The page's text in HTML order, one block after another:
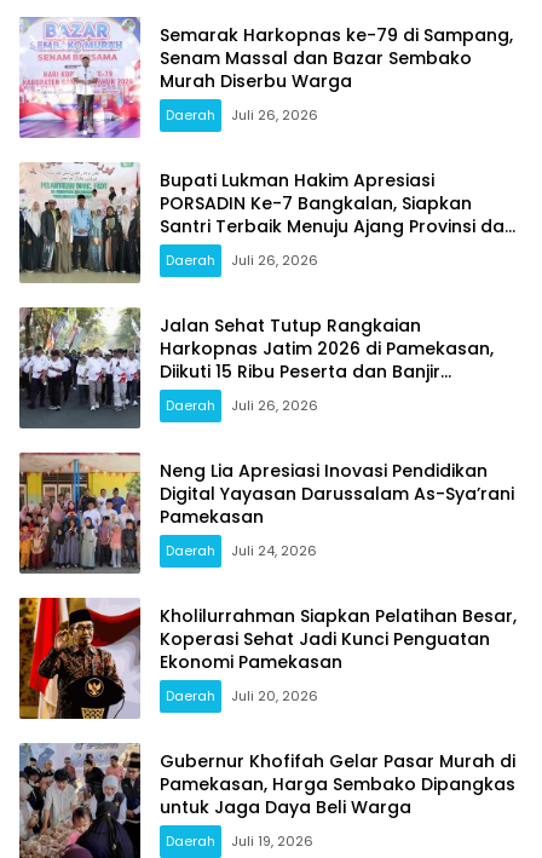
Semarak Harkopnas ke-79 di Sampang,
Senam Massal dan Bazar Sembako
Murah Diserbu Warga
Daerah Juli 26, 2026
Bupati Lukman Hakim Apresiasi
PORSADIN Ke-7 Bangkalan, Siapkan
Santri Terbaik Menuju Ajang Provinsi dan
Nasional
Daerah Juli 26, 2026
Jalan Sehat Tutup Rangkaian
Harkopnas Jatim 2026 di Pamekasan,
Diikuti 15 Ribu Peserta dan Banjir
Doorprize
Daerah Juli 26, 2026
Neng Lia Apresiasi Inovasi Pendidikan
Digital Yayasan Darussalam As-Sya’rani
Pamekasan
Daerah Juli 24, 2026
Kholilurrahman Siapkan Pelatihan Besar,
Koperasi Sehat Jadi Kunci Penguatan
Ekonomi Pamekasan
Daerah Juli 20, 2026
Gubernur Khofifah Gelar Pasar Murah di
Pamekasan, Harga Sembako Dipangkas
untuk Jaga Daya Beli Warga
Daerah Juli 19, 2026